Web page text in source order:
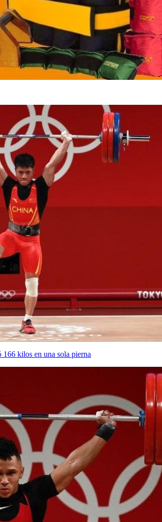
kilos en una sola pierna